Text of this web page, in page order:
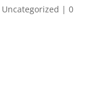
Uncategorized | 0